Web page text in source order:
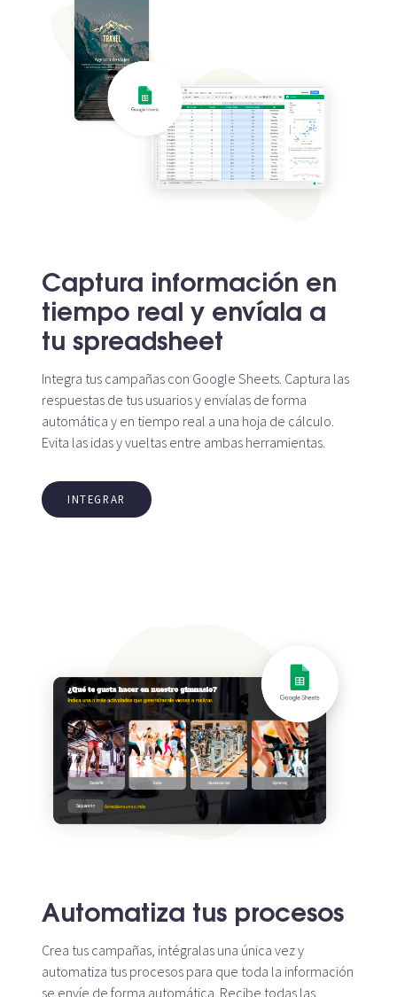
Captura información en
tiempo real y envíala a
tu spreadsheet
Integra tus campañas con Google Sheets. Captura las
respuestas de tus usuarios y envíalas de forma
automática y en tiempo real a una hoja de cálculo.
Evita las idas y vueltas entre ambas herramientas.
INTEGRAR
Automatiza tus procesos
Crea tus campañas, intégralas una única vez y
automatiza tus procesos para que toda la información
se envíe de forma automática. Recibe todas las